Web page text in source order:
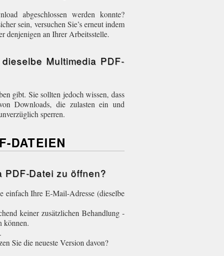
abgeschlossen werden konnte?
sein, versuchen Sie’s erneut indem
denjenigen an Ihrer Arbeitsstelle.
Multimedia PDF-
gibt. Sie sollten jedoch wissen, dass
Downloads, die zulasten ein und
sperren.
DATEIEN
PDF-Datei zu öffnen?
einfach Ihre E-Mail-Adresse (dieselbe
keiner zusätzlichen Behandlung -
können.
Sie die neueste Version davon?